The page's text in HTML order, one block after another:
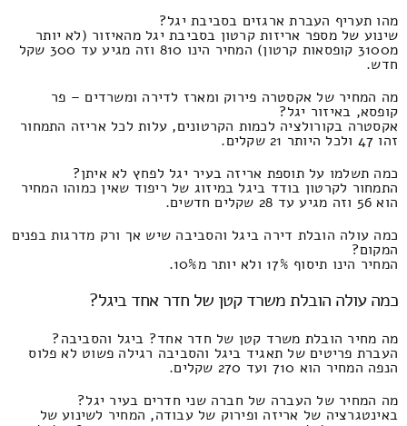
מהו תעריף העברת ארגזים בסביבת יגל?
שינוע של מספר אריזות קרטון בסביבת יגל מהאיזור (לא יותר
מ3100 קופסאות קרטון) המחיר הינו 810 וזה מגיע עד 300 שקל
חדש.
מה המחיר של אקסטרה פירוק ומארז לדירה ומשרדים – פר
קופסא, באיזור יגל?
אקסטרה בקורולציה לכמות הקרטונים, עלות לכל אריזה התמחור
זהו 47 ולכל היותר 21 שקלים.
כמה תשלמו על תוספת אריזה בעיר יגל לפחץ לא איתן?
התמחור לקרטון בודד ביגל במיזוג של ריפוד שאין כמוהו המחיר
הוא 56 וזה מגיע עד 28 שקלים חדשים.
כמה עולה הובלת דירה ביגל והסביבה שיש אך ורק מדרגות בפנים
המקום?
המחיר הינו תיסוף 17% ולא יותר מ10%.
כמה עולה הובלת משרד קטן של חדר אחד ביגל?
מה מחיר הובלת משרד קטן של חדר אחד? ביגל והסביבה?
העברת פריטים של תאגיד ביגל והסביבה רגילה פשוט לא פלוס
הנפה המחיר הוא 710 ועד 270 שקלים.
מה המחיר של העברה של חברה שני חדרים בעיר יגל?
באינטגרציה של אריזה ופירוק של עבודה, המחיר לשינוע של